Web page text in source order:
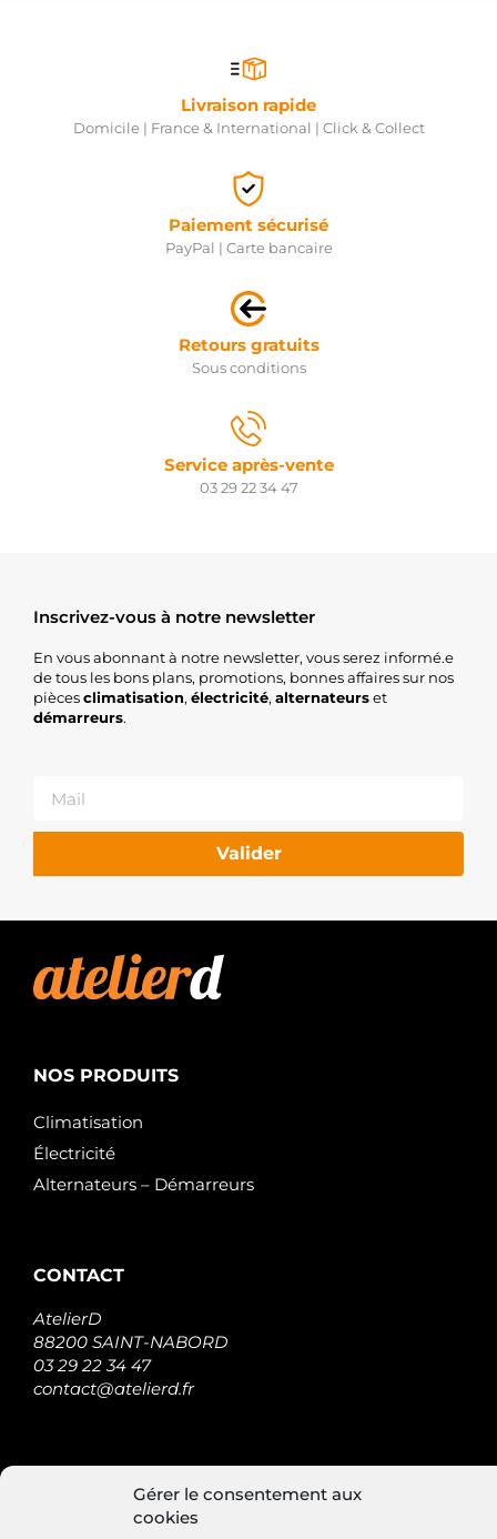
Gérer le consentement aux
cookies
Livraison rapide
Domicile | France & International | Click & Collect
Paiement sécurisé
PayPal | Carte bancaire
Retours gratuits
Sous conditions
Service après-vente
03 29 22 34 47
Inscrivez-vous à notre newsletter
En vous abonnant à notre newsletter, vous serez informé.e
de tous les bons plans, promotions, bonnes affaires sur nos
piècesclimatisation, électricité, alternateurset
démarreurs.
Valider
NOS PRODUITS
Climatisation
Électricité
Alternateurs – Démarreurs
CONTACT
AtelierD
88200 SAINT-NABORD
03 29 22 34 47
contact@atelierd.fr